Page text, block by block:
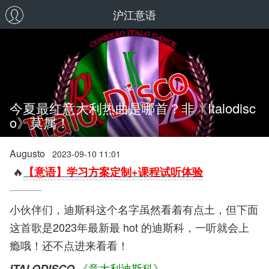
沪江意语
今夏最红意大利热曲是哪首？非《Italodisc
o》莫属！
Augusto 2023-09-10 11:01
🔥 【意语】学习方案定制+课程试听体验
小伙伴们，迪斯科这个名字虽然看着有点土，但下面
这首歌是2023年最新最 hot 的迪斯科，一听就会上
瘾哦！还不点进来看看！